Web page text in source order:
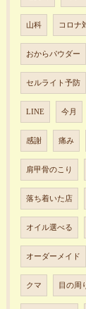
山科 コロナ
おからパウダー
セルライト予防
LINE 今月
感謝 痛み
肩甲骨のこり
落ち着いた店
オイル選べる
オーダーメイド
クマ 目の周